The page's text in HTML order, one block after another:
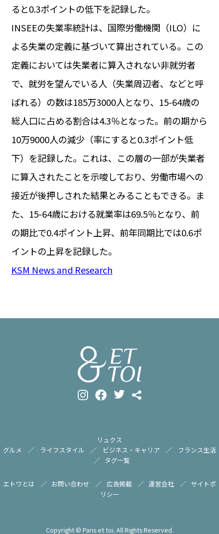
#カルカッソンヌ Carcassonne
#サステナブル
#フランス生活
#レシピ #ビューティー
#コスメ
#アルザス地方
#フランスの地方 #フロマージュ
#おでかけ
ると0.3ポイントの低下を記録した。
INSEEの失業率統計は、国際労働機関（ILO）に
よる失業の定義に基づいて算出されている。この
定義においては失業者に算入されない非就労者
で、就労を望んでいる人（失業周辺者、などと呼
ばれる）の数は185万3000人となり、15-64歳の
総人口に占める割合は4.3％となった。前の期から
10万9000人の減少（率にすると0.3ポイント低
下）を記録した。これは、この層の一部が失業者
に算入されたことを示唆しており、労働市場への
接近が後押しされた結果とみることもできる。ま
た、15-64歳における就業率は69.5％となり、前
の期比で0.4ポイント上昇、前年同期比では0.6ポ
イントの上昇を記録した。
KSM News and Research
リュクス
グルメ
ライフスタイル ビジネス・キャリア
フランス生活
タグ一覧
エトワとは お問い合わせ 広告掲載 運営会社
サイトポ
リシー
Copyright © Paris et toi. All Rights Reserved.